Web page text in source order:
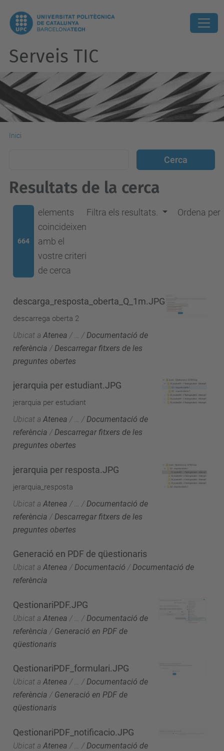
Serveis TIC
Inici
Resultats de la cerca
664
elements
coincideixen
amb el
vostre criteri
de cerca
Filtra els resultats. Ordena per
descarga_resposta_oberta_Q_1m.JPG
descarrega oberta 2
Ubicat a Atenea / / Documentació de
referència / Descarregar fitxers de les
preguntes obertes
jerarquia per estudiant.JPG
jerarquia per estudiant
Ubicat a Atenea / … /Documentació de
referència /Descarregar fitxers de les
preguntes obertes
jerarquia per resposta.JPG
jerarquia_resposta
Ubicat a Atenea / / Documentació de
referència / Descarregar fitxers de les
preguntes obertes
Generació en PDF de qüestionaris
Ubicat a Atenea /Documentació /Documentació de
referència
QestionariPDF.JPG
Ubicat a Atenea / / Documentació de
referència / Generació en PDF de
qüestionaris
QestionariPDF_formulari.JPG
Ubicat a Atenea / … /Documentació de
referència / Generació en PDF de
qüestionaris
QestionariPDF_notificacio.JPG
Ubicat a Atenea / / Documentació de